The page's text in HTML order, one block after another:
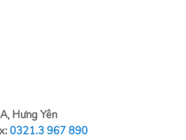
Hưng Yên
0321.3 967 890